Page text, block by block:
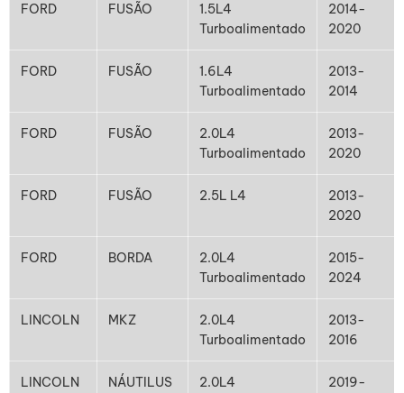
FORD FUSÃO
1.5L4
Turboalimentado
2014-
2020
FORD FUSÃO
1.6L4
Turboalimentado
2013-
2014
FORD FUSÃO
2.0L4
Turboalimentado
2013-
2020
FORD FUSÃO 2.5L L4
2013-
2020
FORD BORDA
2.0L4
Turboalimentado
2015-
2024
LINCOLN MKZ
2.0L4
Turboalimentado
2013-
2016
LINCOLN NÁUTILUS
2.0L4
2019-